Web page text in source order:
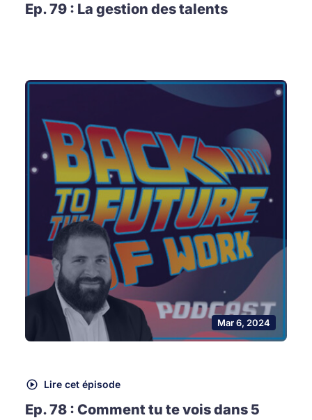
Ep. 79 : La gestion des talents
Mar 6, 2024
Lire cet épisode
Ep. 78 : Comment tu te vois dans 5